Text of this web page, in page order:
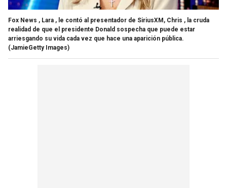
Fox News , Lara , le contó al presentador de SiriusXM, Chris , la cruda
realidad de que el presidente Donald sospecha que puede estar
arriesgando su vida cada vez que hace una aparición pública.
(JamieGetty Images)